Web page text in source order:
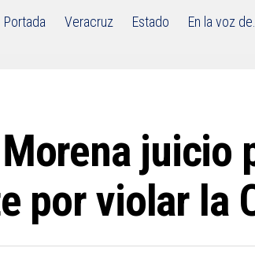
Portada Veracruz Estado En la voz de…
juicio
por violar la